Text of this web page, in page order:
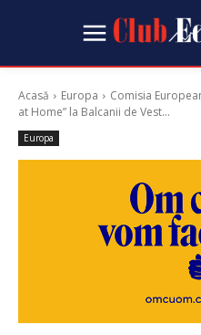
Acasă Europa
Comisia
at Home” la Balcanii de Vest...
Europa